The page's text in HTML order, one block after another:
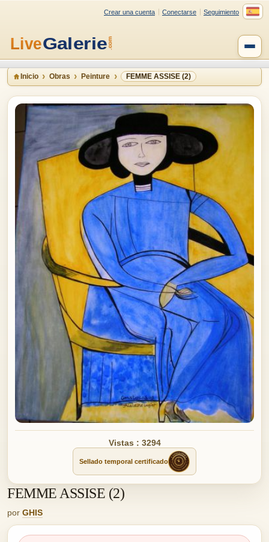
Crear una cuenta Conectarse Seguimiento
Inicio Obras Peinture FEMME ASSISE (2)
Vistas : 3294
Sellado temporal certificado
FEMME ASSISE (2)
por GHIS